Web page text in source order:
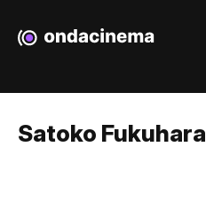
Satoko Fukuhara